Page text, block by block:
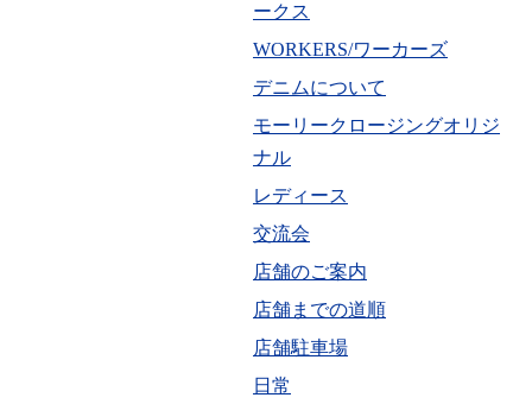
ークス
WORKERS/ワーカーズ
デニムについて
モーリークロージングオリジ
ナル
レディース
交流会
店舗のご案内
店舗までの道順
店舗駐車場
日常